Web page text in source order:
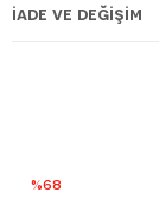
İADE VE DEĞIŞIM
%68